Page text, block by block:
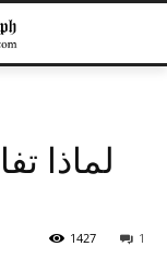
لماذا
1
1427